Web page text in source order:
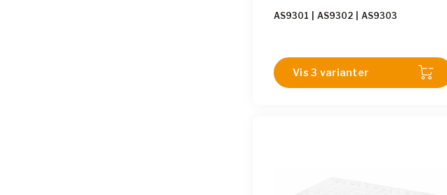
AS9301 AS9302 AS9303
Vis 3 varianter